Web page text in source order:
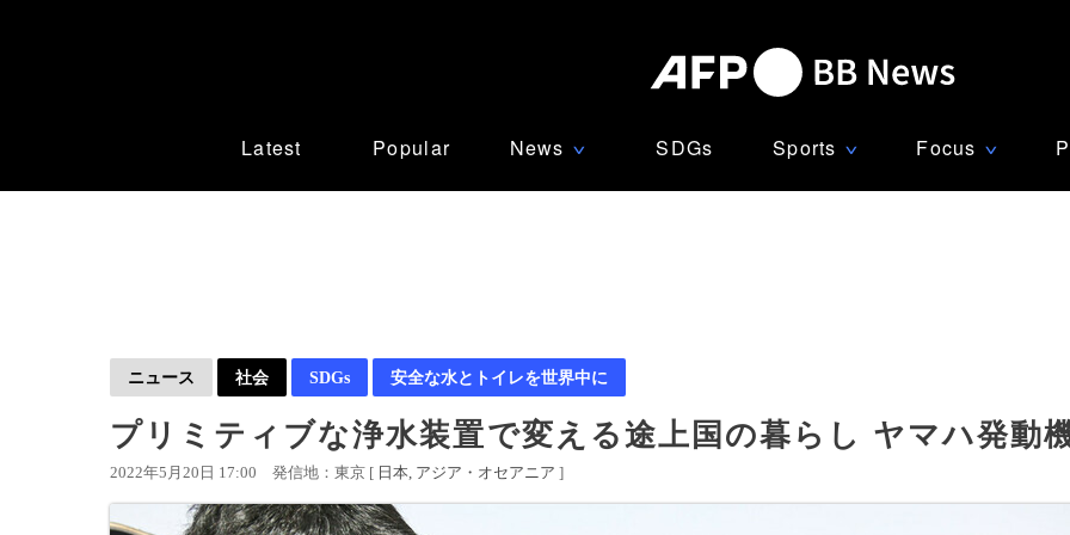
Latest Popular News ∨ SDGs Sports ∨ Focus ∨
ニュース 社会 SDGs 安全な水とトイレを世界中に
プリミティブな浄水装置で変える途上国の暮らし ヤマハ発動
2022年5月20日 17:00 発信地：東京 [ 日本 アジア・オセアニア ]